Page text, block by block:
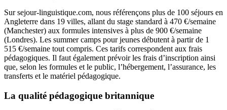
Sur sejour-linguistique.com, nous référençons plus de 100 séjours en
Angleterre dans 19 villes, allant du stage standard à 470 €/semaine
(Manchester) aux formules intensives à plus de 900 €/semaine
(Londres). Les summer camps pour jeunes débutent à partir de 1
515 €/semaine tout compris. Ces tarifs correspondent aux frais
pédagogiques. Il faut également prévoir les frais d’inscription ainsi
que, selon les formules et le public, l’hébergement, l’assurance, les
transferts et le matériel pédagogique.
La qualité pédagogique britannique